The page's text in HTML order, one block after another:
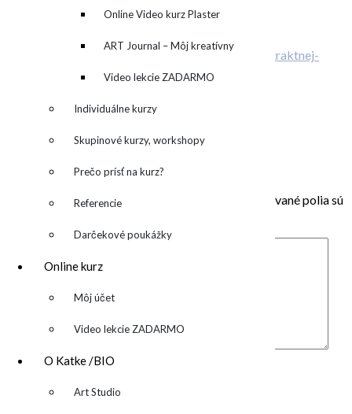
Online Video kurz Plaster
ART
ART Journal – Môj kreatívny
denník
Video lekcie ZADARMO
Individuálne kurzy
Skupinové kurzy, workshopy
Prečo prísť na kurz?
Referencie
Darčekové poukážky
Online kurz
▼ Môj účet
Video lekcie ZADARMO
O Katke /BIO
▼ Art Studio
Related Posts
O abstraktnej aj neabstraktnej maľbe
Máte radi farby?
Stiahni si wallpaper alebo desktop pozadie
Individuálny kurz maľovania
Pridaj komentár
Vaša e-mailová adresa nebude zverejnená.
Vyžadované polia sú